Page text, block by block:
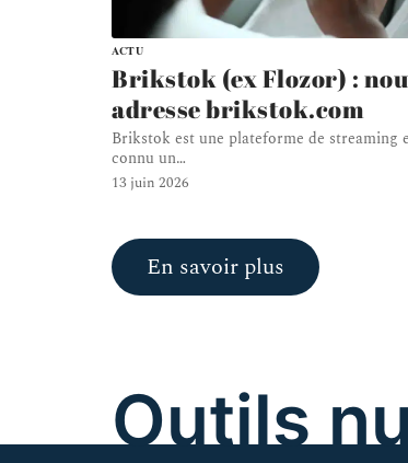
ACTU
Brikstok (ex Flozor) :
adresse brikstok.com
Brikstok est une plateforme de streaming
connu un…
13 juin 2026
En savoir plus
Outils